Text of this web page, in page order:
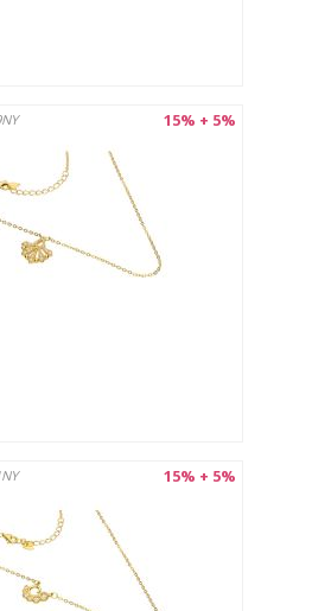
15% + 5%
15% + 5%